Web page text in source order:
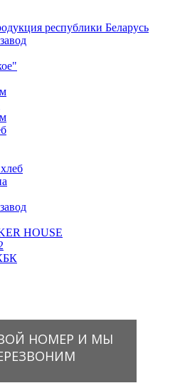
республики Беларусь
HOUSE
НОМЕР И МЫ